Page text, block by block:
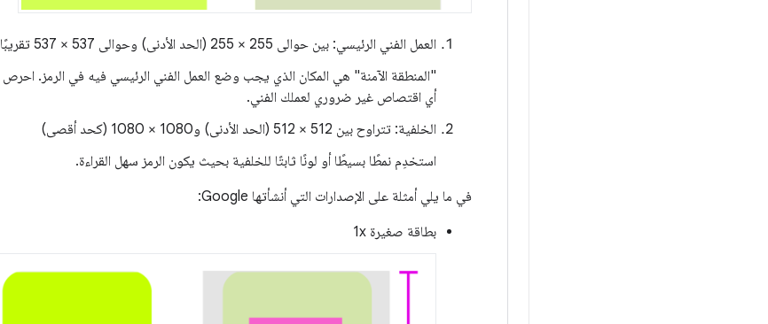
العمل الفني الرئيسي: بين حوالى 255 × 255 (الحد الأدنى) وحوالى 537 × 537 تقريبًا (كحد أقصى)
"المنطقة الآمنة" هي المكان الذي يجب وضع العمل الفني الرئيسي فيه في الرمز. احرص
أي اقتصاص غير ضروري لعملك الفني.
الخلفية: تتراوح بين 512 × 512 (الحد الأدنى) و1080 × 1080 (كحد أقصى)
استخدِم نمطًا بسيطًا أو لونًا ثابتًا للخلفية بحيث يكون الرمز سهل القراءة.
في ما يلي أمثلة على الإصدارات التي أنشأتها Google:
بطاقة صغيرة 1x